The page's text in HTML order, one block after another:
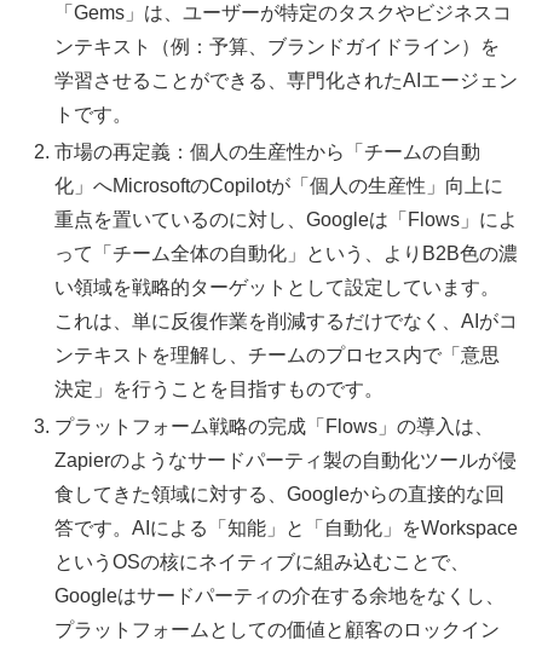
「Gems」は、ユーザーが特定のタスクやビジネスコ
ンテキスト（例：予算、ブランドガイドライン）を
学習させることができる、専門化されたAIエージェン
トです。
市場の再定義：個人の生産性から「チームの自動
化」へMicrosoftのCopilotが「個人の生産性」向上に
重点を置いているのに対し、Googleは「Flows」によ
って「チーム全体の自動化」という、よりB2B色の濃
い領域を戦略的ターゲットとして設定しています。
これは、単に反復作業を削減するだけでなく、AIがコ
ンテキストを理解し、チームのプロセス内で「意思
決定」を行うことを目指すものです。
プラットフォーム戦略の完成「Flows」の導入は、
Zapierのようなサードパーティ製の自動化ツールが侵
食してきた領域に対する、Googleからの直接的な回
答です。AIによる「知能」と「自動化」をWorkspace
というOSの核にネイティブに組み込むことで、
Googleはサードパーティの介在する余地をなくし、
プラットフォームとしての価値と顧客のロックイン